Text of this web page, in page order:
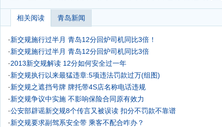
相关阅读 青岛新闻
·新交规施行过半月 青岛12分回炉司机同比3倍！
·新交规施行过半月 青岛12分回炉司机同比3倍
·2013新交规解读 12分如何安全过一年
·新交规执行以来最猛违章:5项违法罚款过万(组图)
·新交规之遮挡号牌 牌托带4S店名称电话违规
·新交规争议中实施 不影响保险合同原有效力
·公安部辟谣新交规8个传言又被误读 扣分不罚款不靠谱
·新交规要求副驾系安全带 乘客不配合咋办？